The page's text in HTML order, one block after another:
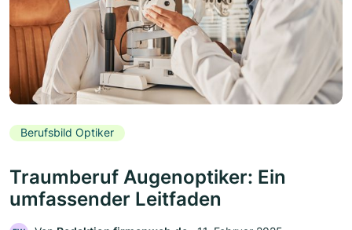
Berufsbild Optiker
Traumberuf Augenoptiker: Ein
umfassender Leitfaden